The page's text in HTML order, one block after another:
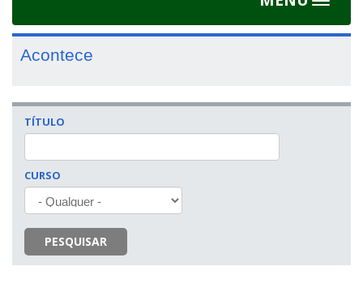
Acontece
TÍTULO
CURSO
PESQUISAR